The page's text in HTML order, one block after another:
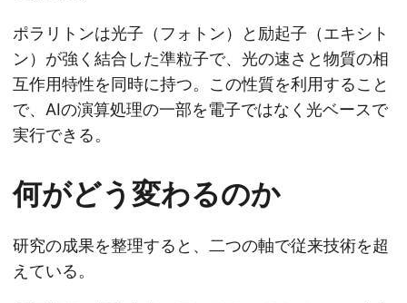
ポラリトンは光子（フォトン）と励起子（エキシト
ン）が強く結合した準粒子で、光の速さと物質の相
互作用特性を同時に持つ。この性質を利用すること
で、AIの演算処理の一部を電子ではなく光ベースで
実行できる。
何がどう変わるのか
研究の成果を整理すると、二つの軸で従来技術を超
えている。